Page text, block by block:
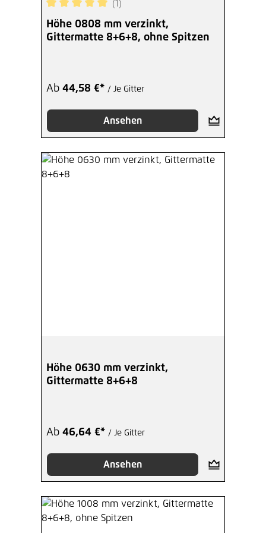
Durchschnittliche Bewertung von 5 von 5
(1)
Höhe 0808 mm verzinkt,
Gittermatte 8+6+8, ohne Spitzen
Ab 44,58 €* / Je Gitter
Ansehen
Höhe 0630 mm verzinkt,
Gittermatte 8+6+8
Ab 46,64 €* / Je Gitter
Ansehen